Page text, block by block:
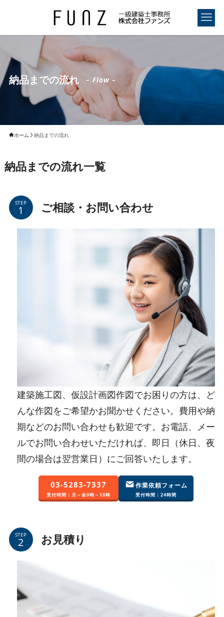
納品までの流れ – Flow –
ホーム 納品までの流れ
納品までの流れ一覧
STEP ご相談・お問い合わせ
建築施工図、仮設計画図作図でお困りの方は、ど
んな作図をご希望かお聞かせください。費用や納
期などのお問い合わせも歓迎です。お電話、メー
ルでお問い合わせいただければ、即日（休日、夜
間の場合は翌営業日）にご回答いたします。
03-5283-7337
受付時間：月～金9時～18時
作業依頼フォーム
受付時間：24時間
STEP お見積り